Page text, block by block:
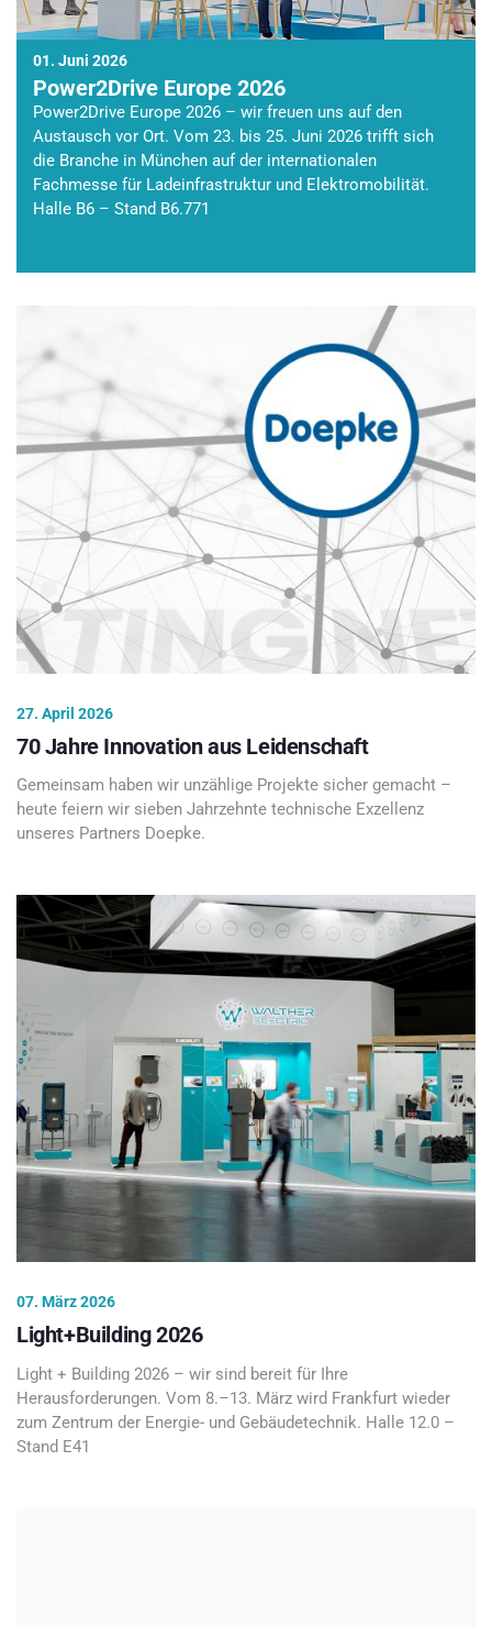
01. Juni 2026
Power2Drive Europe 2026
Power2Drive Europe 2026 – wir freuen uns auf den
Austausch vor Ort. Vom 23. bis 25. Juni 2026 trifft sich
die Branche in München auf der internationalen
Fachmesse für Ladeinfrastruktur und Elektromobilität.
Halle B6 – Stand B6.771
27. April 2026
70 Jahre Innovation aus Leidenschaft
Gemeinsam haben wir unzählige Projekte sicher gemacht –
heute feiern wir sieben Jahrzehnte technische Exzellenz
unseres Partners Doepke.
07. März 2026
Light+Building 2026
Light + Building 2026 – wir sind bereit für Ihre
Herausforderungen. Vom 8.–13. März wird Frankfurt wieder
zum Zentrum der Energie- und Gebäudetechnik. Halle 12.0 –
Stand E41